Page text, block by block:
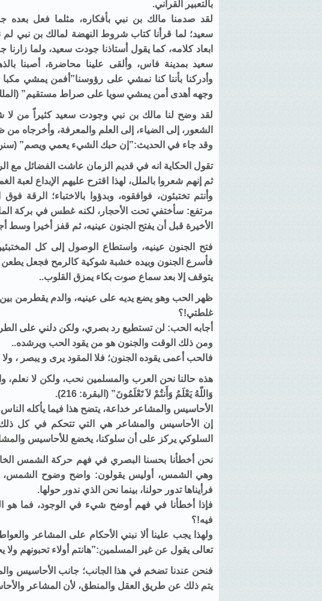
بالتعبير القرآني.
لقد صدمنا مالك بن نبي بأفكاره، مثلما فعل بعده
سعيد؛ لما قرأنا كتاب شروط النهضة لمالك بن نبي لم
ابعاد كلامه، كما يقول أستاذنا جودت سعيد، ولما زارنا
سعيد بمدينة فاس، وألقى علينا محاضرة، أصبنا
وأدركنا بأننا كنا نمشي على رؤوسنا”أفمن يمشي
وجهه أهدى أمن يمشي سويا على صراط مستقيم”
لقد وضح لنا مالك بن نبي وجودت سعيد كثيراً من لا
الشعور، إلى الضياء، إلى العلم والمعرفة، وأخرجاه
وقد جاء في الحديث:”إن حبك الشيء يعمي ويصم” (سنن
تقول الحكاية انه في قديم الزمان عاشت الفضائل مع
ثم إنهم شعروا بالملل، لهذا اقترح عليهم الإبداع لعبة
وأنتم تختبئون، فوافقوه، وبدؤوا بالاختباء؛ الرقة
مرتفع: سأختفي تحت الأحجار، لكنه غطس في بركة
الأخيرة قبل أن يفتح الجنون عينيه، ثم قفز أخيرا وسط
فتح الجنون عينيه، واستطاع الوصول إلى كل
فأسرع الجنون وبيده خشبة شوكية كالرمح فجعل
يتوقف إلا بعد سماع صوت بكاء يمزق القلوب..
ظهر الحب وهو يضع يديه على عينيه، والدم يقطرمن
غلطتي!؟
أجابه الحب: لن تستطيع رد بصري، ولكن دلني على
ومن ذلك الوقت والجنون هو من يقود الحب ويرشده..
فالحب أعمى يقوده الجنون؛ فلا المقود يرى و يبصر ،
هذه حالنا نحن العرب والمسلمين نحب، ولكن لا
وَاللّهُ يَعْلَمُ وَأَنتُمْ لاَ تَعْلَمُونَ” (البقرة: 216).
الأحاسيس والمشاعر خداعة، يتضح هذا فيما يأكله
إن الأحاسيس والمشاعر هي التي تتحكم في كل
السلوكي يركز على أن سلوكنا، يخضع للأحاسيس
نحن أخطأنا بحسنا البصري في فهم حركة الشمس
وهي الشمس، أوليس يقولون: واضح وضوح الشمس،
فرأيناها تدور حولنا، بينما نحن الذي ندور حولها.
فإذا أخطأنا في فهم أوضح شيء في الوجود، فما هو
فيه!؟
ولهذا يجب علينا ألا نبني الأحكام على المشاعر
تعالى يقول عن غير المسلمين:”هانتم أولاء تحبونهم ولا
فنحن عندنا تضخم في هذا الجانب؛ جانب الأحاسيس
يتم ذلك عن طريق العقل والمنطق، لأن المشاعر